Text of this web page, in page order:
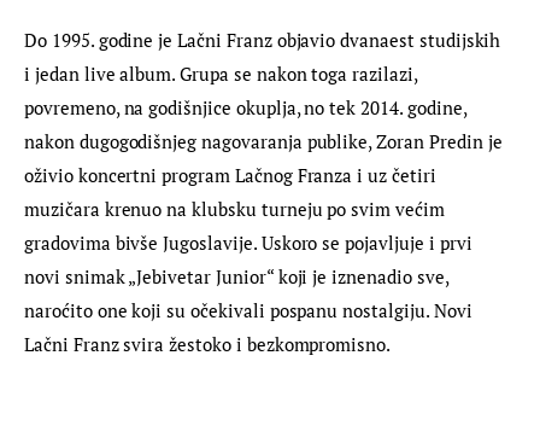
Do 1995. godine je Lačni Franz objavio dvanaest studijskih
i jedan live album. Grupa se nakon toga razilazi,
povremeno, na godišnjice okuplja, no tek 2014. godine,
nakon dugogodišnjeg nagovaranja publike, Zoran Predin je
oživio koncertni program Lačnog Franza i uz četiri
muzičara krenuo na klubsku turneju po svim većim
gradovima bivše Jugoslavije. Uskoro se pojavljuje i prvi
novi snimak „Jebivetar Junior“ koji je iznenadio sve,
naroćito one koji su očekivali pospanu nostalgiju. Novi
Lačni Franz svira žestoko i bezkompromisno.